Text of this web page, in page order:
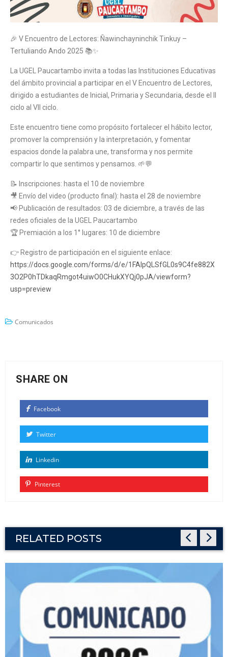
🎉 V Encuentro de Lectores: Ñawinchayninchik Tinkuy –
Tertuliando Ando 2025 📚✨
La UGEL Paucartambo invita a todas las Instituciones Educativas
del ámbito provincial a participar en el V Encuentro de Lectores,
dirigido a estudiantes de Inicial, Primaria y Secundaria, desde el II
ciclo al VII ciclo.
Este encuentro tiene como propósito fortalecer el hábito lector,
promover la comprensión y la interpretación, y fomentar
espacios donde la palabra une, transforma y nos permite
compartir lo que sentimos y pensamos. 🌱💬
📝 Inscripciones: hasta el 10 de noviembre
🎥 Envío del video (producto final): hasta el 28 de noviembre
📢 Publicación de resultados: 03 de diciembre, a través de las
redes oficiales de la UGEL Paucartambo
🏆 Premiación a los 1° lugares: 10 de diciembre
👉 Registro de participación en el siguiente enlace:
https://docs.google.com/forms/d/e/1FAIpQLSfGL0s9C4fe882X
3O2P0hTDkaqRmgot4uiwO0CHukXYQj0pJA/viewform?
usp=preview
Comunicados
SHARE ON
Facebook
Twitter
Linkedin
Pinterest
RELATED POSTS